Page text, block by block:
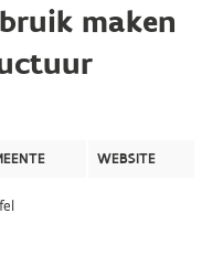
maken
WEBSITE